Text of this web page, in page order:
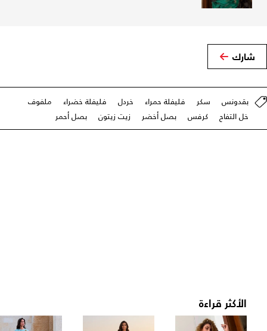
شارك
بقدونس سكر فليفلة حمراء خردل فليفلة خضراء
ملفوف
خل التفاح
كرفس بصل أخضر زيت زيتون بصل أحمر
الأكثر قراءة